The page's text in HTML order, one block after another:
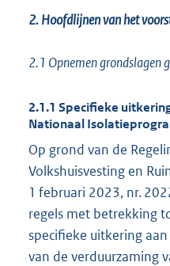
2. Hoofdlijnen van het
2.1 Opnemen grondslagen
2.1.1 Specifieke
Nationaal
Op grond van de
Volkshuisvesting en
1 februari 2023, nr.
regels met betrekking
specifieke uitkering
van de verduurzaming